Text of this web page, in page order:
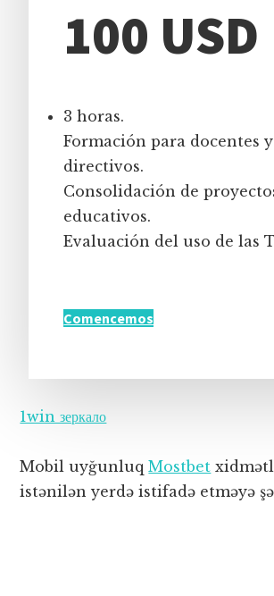
100 USD
3 horas.
Formación para docentes y
directivos.
Consolidación de
educativos.
Evaluación del uso de las
Comencemos
1win зеркало
Mobil uyğunluqMostbet
istənilən yerdə istifadə etməyə